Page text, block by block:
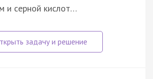
и серной кислот…